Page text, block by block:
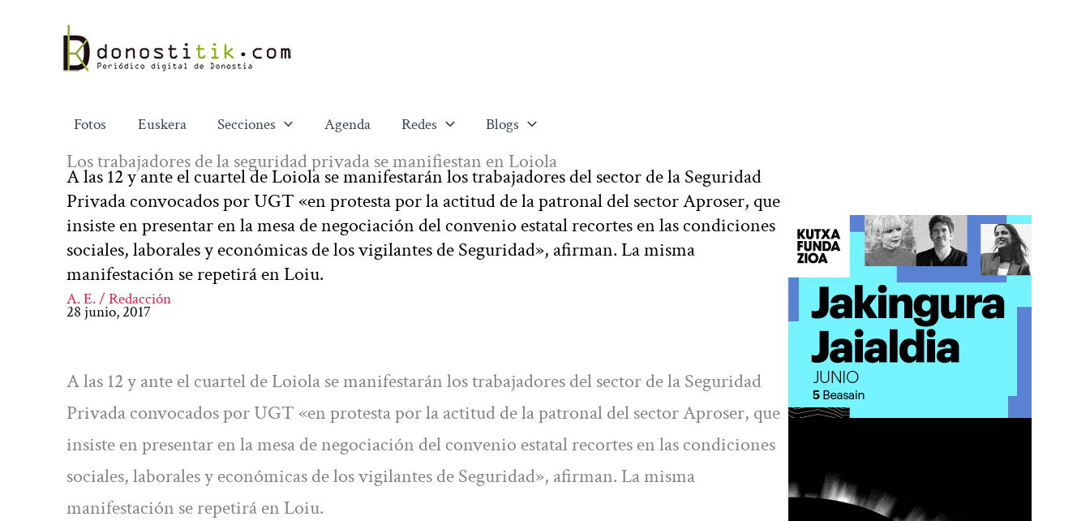
contenido
Fotos Euskera Secciones Agenda Redes Blogs
Los trabajadores de la seguridad privada se manifiestan en Loiola
A las 12 y ante el cuartel de Loiola se manifestarán los trabajadores del sector de la Seguridad
Privada convocados por UGT «en protesta por la actitud de la patronal del sector Aproser, que
insiste en presentar en la mesa de negociación del convenio estatal recortes en las condiciones
sociales, laborales y económicas de los vigilantes de Seguridad», afirman. La misma
manifestación se repetirá en Loiu.
A. E. / Redacción
28 junio, 2017
A las 12 y ante el cuartel de Loiola se manifestarán los trabajadores del sector de la Seguridad
Privada convocados por UGT «en protesta por la actitud de la patronal del sector Aproser, que
insiste en presentar en la mesa de negociación del convenio estatal recortes en las condiciones
sociales, laborales y económicas de los vigilantes de Seguridad», afirman. La misma
manifestación se repetirá en Loiu.